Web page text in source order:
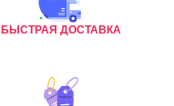
БЫСТРАЯ ДОСТАВКА